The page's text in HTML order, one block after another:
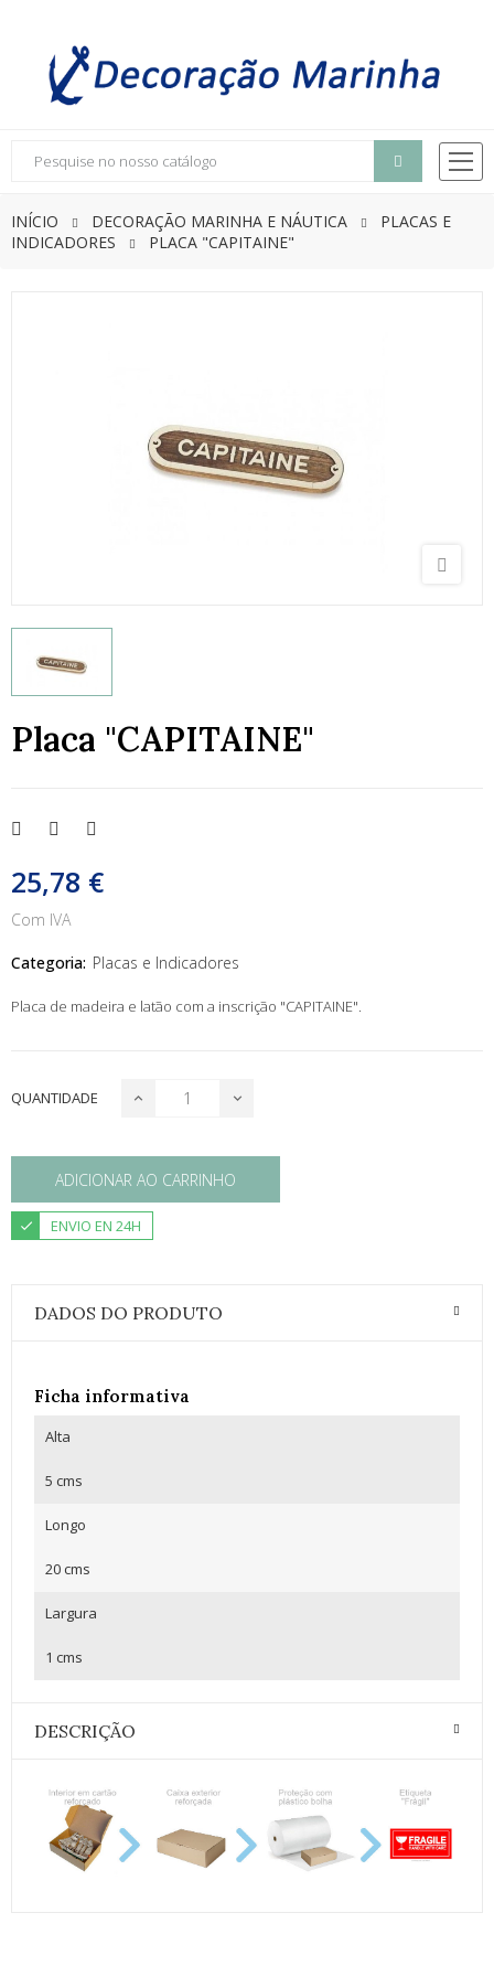
INÍCIO DECORAÇÃO MARINHA E NÁUTICA
PLACAS E
INDICADORES
PLACA "CAPITAINE"
Placa "CAPITAINE"
25,78 €
Com IVA
Categoria: Placas e Indicadores
Placa de madeira e latão com a inscrição "CAPITAINE".
QUANTIDADE
ADICIONAR AO CARRINHO
ENVIO EN 24H
DADOS DO PRODUTO
Ficha informativa
Alta
5 cms
Longo
20 cms
Largura
1 cms
DESCRIÇÃO